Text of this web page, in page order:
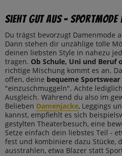
Sieht gut aus -
Du trägst bevorzugt Damenmode
Dann stehen dir unzählige tolle
deinen liebsten Style in nahezu
tragen. Ob Schule, Uni und Beruf
richtige Mischung kommt es an.
offen, deine bequeme Sportswear
"einzuschmuggeln". Achte
Ausgleich. Während du also im
Belieben Damenjacke, Leggings
kannst, empfiehlt es sich
gestylten Theaterbesuch, eine
Setze einfach dein liebstes Teil -
fest und kombiniere dazu Stücke,
ausstrahlen, etwa Blazer statt